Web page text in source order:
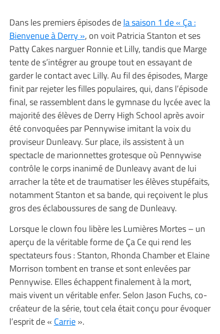
Dans les premiers épisodes dela saison 1 de « Ça :
Bienvenue à Derry », on voit Patricia Stanton et ses
Patty Cakes narguer Ronnie et Lilly, tandis que Marge
tente de s’intégrer au groupe tout en essayant de
garder le contact avec Lilly. Au fil des épisodes, Marge
finit par rejeter les filles populaires, qui, dans l’épisode
final, se rassemblent dans le gymnase du lycée avec la
majorité des élèves de Derry High School après avoir
été convoquées par Pennywise imitant la voix du
proviseur Dunleavy. Sur place, ils assistent à un
spectacle de marionnettes grotesque où Pennywise
contrôle le corps inanimé de Dunleavy avant de lui
arracher la tête et de traumatiser les élèves stupéfaits,
notamment Stanton et sa bande, qui reçoivent le plus
gros des éclaboussures de sang de Dunleavy.
Lorsque le clown fou libère les Lumières Mortes – un
aperçu de la véritable forme de Ça Ce qui rend les
spectateurs fous : Stanton, Rhonda Chamber et Elaine
Morrison tombent en transe et sont enlevées par
Pennywise. Elles échappent finalement à la mort,
mais vivent un véritable enfer. Selon Jason Fuchs, co-
créateur de la série, tout cela était conçu pour évoquer
l’esprit de « Carrie».